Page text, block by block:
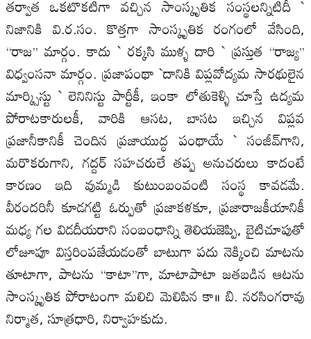
తర్వాత ఒకటొకటిగా వచ్చిన సాంస్కృతిక సంస్థలన్నిటిదీ `
నిజానికి వి.ర.సం. కొత్తగా సాంస్కృతిక రంగంలో వేసింది,
‘‘రాజ’’ మార్గం. కాదు ` రక్కసి ముళ్ళ దారి ` ప్రస్తుత ‘‘రాజ్య’’
విధ్వంసనా మార్గం. ప్రజాపంథా `దానికి విప్లవోద్యమ సారథులైన
మార్క్సిస్టు ` లెనినిస్టు పార్టీకీ, ఇంకా లోతుకెళ్ళి చూస్తే ఉద్యమ
పోరాటకారులకీ, వారికి ఆసట, బాసట ఇచ్చిన విప్లవ
ప్రజానీకానికీ చెందిన ప్రజాయుద్ధ పంథాయే ` సంజీవ్‌గాని,
మరొకరుగాని, గద్దర్‌ సహచరులే తప్ప అనుచరులు కాదంటే
కారణం ఇది వుమ్మడి కుటుంబంవంటి సంస్థ కావడమే.
వీరందరినీ కూడగట్టి ఓర్పుతో ప్రజాకళకూ, ప్రజారాజకీయానికీ
మధ్య గల విడదీయరాని సంబంధాన్ని తెలియజెప్పి, బైటిచూపుతో
లోజూపూ విస్తరింపజేయడంతో బాటుగా పదు నెక్కించి మాటను
తూటాగా, పాటను ‘‘కాటా’’గా, మాటాపాటా జతబడిన ఆటను
సాంస్కృతిక పోరాటంగా మలిచి మెలిపిన కా॥ బి. నరసింగరావు
నిర్మాత, సూత్రధారి, నిర్వాహకుడు.